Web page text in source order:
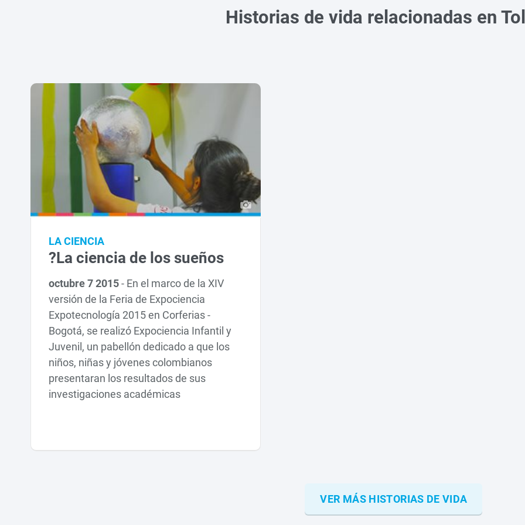
Historias de vida relacionadas en
LA CIENCIA
?La ciencia de los sueños
octubre 7 2015- En el marco de la XIV
versión de la Feria de Expociencia
Expotecnología 2015 en Corferias -
Bogotá, se realizó Expociencia Infantil y
Juvenil, un pabellón dedicado a que los
niños, niñas y jóvenes colombianos
presentaran los resultados de sus
investigaciones académicas
VER MÁS HISTORIAS DE VIDA